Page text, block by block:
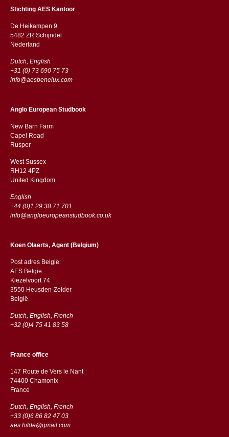
Stichting AES Kantoor
De Heikampen 9
5482 ZR Schijndel
​​Nederland
Dutch, English
+31 (0) 73 690 75 73
info@aesbenelux.com
Anglo European Studbook
New Barn Farm
Capel Road
​​Rusper
West Sussex
RH12 4PZ
​​United Kingdom
English
+44 (0)1 29 38 71 701
info@angloeuropeanstudbook.co.uk
Koen Olaerts, Agent (Belgium)
Post adres België:
AES Belgie
Kiezelvoort 74
3550 Heusden-Zolder
België
Dutch, English, French
+32 (0)4 75 41 83 58
France office
147 Route de Vers le Nant
74400 Chamonix
France
Dutch, English, French
+33 (0)6 86 82 47 03
aes.hilde@gmail.com